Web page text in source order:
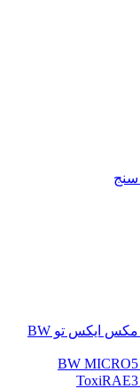
تعمیر و کالیبره دستگاه گازسنج مکس ایکس تو BW